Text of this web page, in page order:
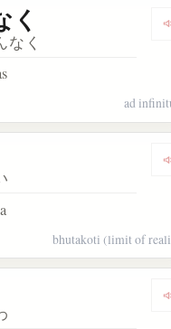
際涯
く
なく
ad
国際
bhutakoti (limit of
手際